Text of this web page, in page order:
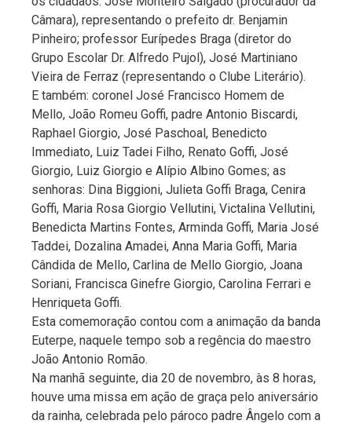
Câmara), representando o prefeito dr. Benjamin
Pinheiro; professor Eurípedes Braga (diretor do
Grupo Escolar Dr. Alfredo Pujol), José Martiniano
Vieira de Ferraz (representando o Clube Literário).
E também: coronel José Francisco Homem de
Mello, João Romeu Goffi, padre Antonio Biscardi,
Raphael Giorgio, José Paschoal, Benedicto
Immediato, Luiz Tadei Filho, Renato Goffi, José
Giorgio, Luiz Giorgio e Alípio Albino Gomes; as
senhoras: Dina Biggioni, Julieta Goffi Braga, Cenira
Goffi, Maria Rosa Giorgio Vellutini, Victalina Vellutini,
Benedicta Martins Fontes, Arminda Goffi, Maria José
Taddei, Dozalina Amadei, Anna Maria Goffi, Maria
Cândida de Mello, Carlina de Mello Giorgio, Joana
Soriani, Francisca Ginefre Giorgio, Carolina Ferrari e
Henriqueta Goffi.
Esta comemoração contou com a animação da banda
Euterpe, naquele tempo sob a regência do maestro
João Antonio Romão.
Na manhã seguinte, dia 20 de novembro, às 8 horas,
houve uma missa em ação de graça pelo aniversário
da rainha, celebrada pelo pároco padre Ângelo com a